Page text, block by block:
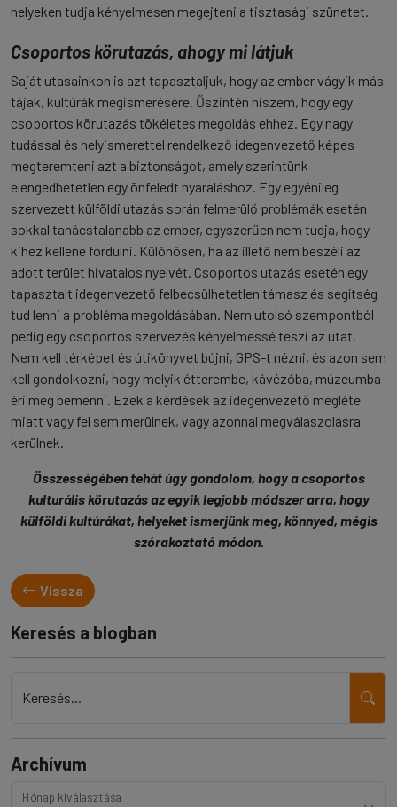
helyeken tudja kényelmesen megejteni a tisztasági szünetet.
Csoportos körutazás, ahogy mi látjuk
Saját utasainkon is azt tapasztaljuk, hogy az ember vágyik más
tájak, kultúrák megismerésére. Őszintén hiszem, hogy egy
csoportos körutazás tökéletes megoldás ehhez. Egy nagy
tudással és helyismerettel rendelkező idegenvezető képes
megteremteni azt a biztonságot, amely szerintünk
elengedhetetlen egy önfeledt nyaraláshoz. Egy egyénileg
szervezett külföldi utazás során felmerülő problémák esetén
sokkal tanácstalanabb az ember, egyszerűen nem tudja, hogy
kihez kellene fordulni. Különösen, ha az illető nem beszéli az
adott terület hivatalos nyelvét. Csoportos utazás esetén egy
tapasztalt idegenvezető felbecsülhetetlen támasz és segítség
tud lenni a probléma megoldásában. Nem utolsó szempontból
pedig egy csoportos szervezés kényelmessé teszi az utat.
Nem kell térképet és útikönyvet bújni, GPS-t nézni, és azon sem
kell gondolkozni, hogy melyik étterembe, kávézóba, múzeumba
éri meg bemenni. Ezek a kérdések az idegenvezető megléte
miatt vagy fel sem merülnek, vagy azonnal megválaszolásra
kerülnek.
Összességében tehát úgy gondolom, hogy a csoportos
kulturális körutazás az egyik legjobb módszer arra, hogy
külföldi kultúrákat, helyeket ismerjünk meg, könnyed, mégis
szórakoztató módon.
Vissza
Keresés a blogban
Keresés...
Archívum
Hónap kiválasztása